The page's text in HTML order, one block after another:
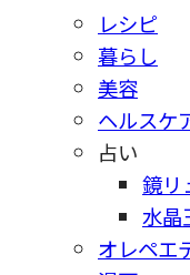
レシピ
暮らし
美容
ヘルスケ
占い
鏡リ
水晶
オレペエ